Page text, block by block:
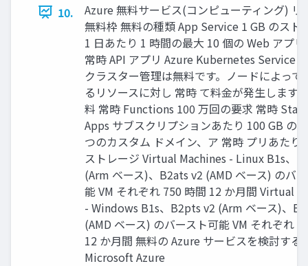
10.
Azure 無料サービス(コンピューティング) リ
無料枠 無料の種類 App Service 1 GB のスト
1 日あたり 1 時間の最大 10 個の Web アプ
常時 API アプリ Azure Kubernetes Service
クラスター管理は無料です。ノードによって
るリソースに対し 常時 て料金が発生します
料 常時 Functions 100 万回の要求 常時
Apps サブスクリプションあたり 100 GB の
つのカスタム ドメイン、ア 常時 プリあたり
ストレージ Virtual Machines - Linux B1s、
(Arm ベース)、B2ats v2 (AMD ベース) のバ
能 VM それぞれ 750 時間 12 か月間 Virtual
- Windows B1s、B2pts v2 (Arm ベース)、
(AMD ベース) のバースト可能 VM それぞれ
12 か月間 無料の Azure サービスを検討する |
Microsoft Azure